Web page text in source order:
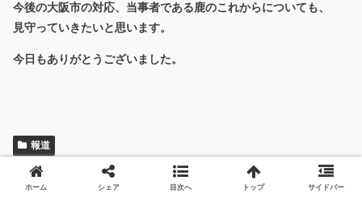
今後の大阪市の対応、当事者である鹿のこれからについても、
見守っていきたいと思います。
今日もありがとうございました。
報道
スポンサードリンク
ホーム シェア 目次へ トップ サイドバー